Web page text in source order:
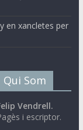
en xancletes per
Qui Som
Vendrell.
i escriptor.